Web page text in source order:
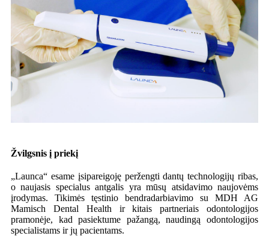
Žvilgsnis į priekį
„Launca“ esame įsipareigoję peržengti dantų technologijų ribas,
o naujasis specialus antgalis yra mūsų atsidavimo naujovėms
įrodymas. Tikimės tęstinio bendradarbiavimo su MDH AG
Mamisch Dental Health ir kitais partneriais odontologijos
pramonėje, kad pasiektume pažangą, naudingą odontologijos
specialistams ir jų pacientams.